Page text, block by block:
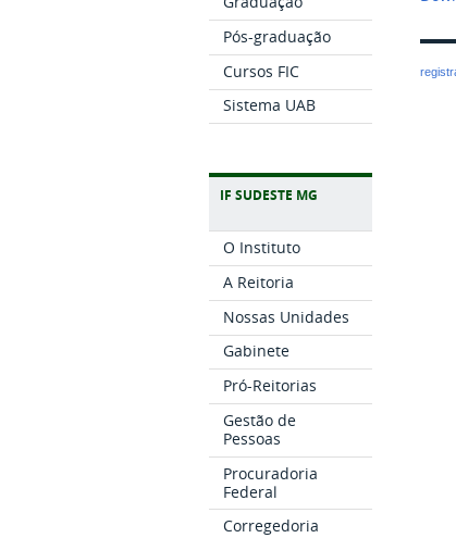
Pós-graduação
Cursos FIC
Sistema UAB
IF SUDESTE MG
O Instituto
A Reitoria
Nossas Unidades
Gabinete
Pró-Reitorias
Gestão de
Pessoas
Procuradoria
Federal
Corregedoria